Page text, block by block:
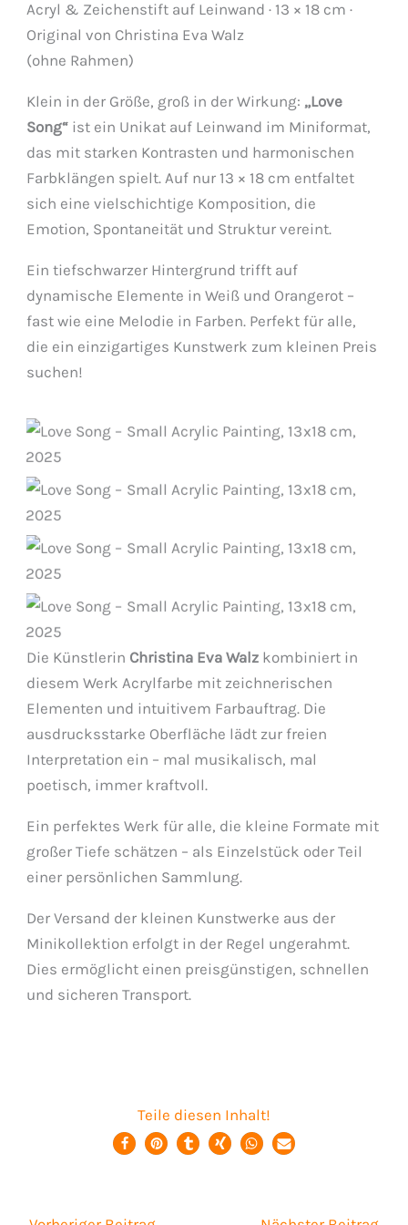
Acryl & Zeichenstift auf Leinwand · 13 × 18 cm ·
Original von Christina Eva Walz
(ohne Rahmen)
Klein in der Größe, groß in der Wirkung: „Love
Song“ ist ein Unikat auf Leinwand im Miniformat,
das mit starken Kontrasten und harmonischen
Farbklängen spielt. Auf nur 13 × 18 cm entfaltet
sich eine vielschichtige Komposition, die
Emotion, Spontaneität und Struktur vereint.
Ein tiefschwarzer Hintergrund trifft auf
dynamische Elemente in Weiß und Orangerot –
fast wie eine Melodie in Farben. Perfekt für alle,
die ein einzigartiges Kunstwerk zum kleinen Preis
suchen!
Abstraktes Acrylgemälde auf Leinwand (13 × 18
13×18 cm, 2025
Abstraktes Acrylgemälde auf Leinwand (13 × 18
13×18 cm, 2025
Abstraktes Acrylgemälde auf Leinwand (13 × 18
13×18 cm, 2025
Abstraktes Acrylgemälde auf Leinwand (13 × 18
13×18 cm, 2025
Die Künstlerin Christina Eva Walz kombiniert in
diesem Werk Acrylfarbe mit zeichnerischen
Elementen und intuitivem Farbauftrag. Die
ausdrucksstarke Oberfläche lädt zur freien
Interpretation ein – mal musikalisch, mal
poetisch, immer kraftvoll.
Ein perfektes Werk für alle, die kleine Formate mit
großer Tiefe schätzen – als Einzelstück oder Teil
einer persönlichen Sammlung.
Der Versand der kleinen Kunstwerke aus der
Minikollektion erfolgt in der Regel ungerahmt.
Dies ermöglicht einen preisgünstigen, schnellen
und sicheren Transport.
Teile diesen Inhalt!